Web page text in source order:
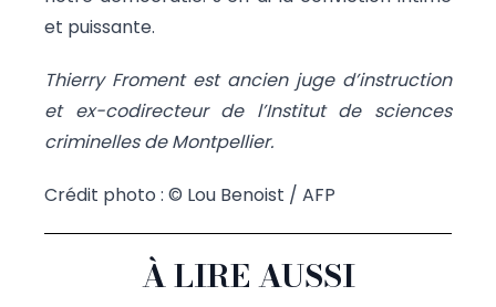
et puissante.
Thierry Froment est ancien juge d’instruction
et ex-codirecteur de l’Institut de sciences
criminelles de Montpellier.
Crédit photo : © Lou Benoist / AFP
À LIRE AUSSI